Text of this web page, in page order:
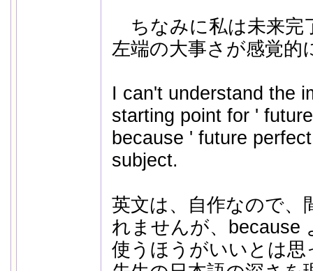
ちなみに私は未来完
左端の大事さが感覚的
I can't understand the
starting point for '
because ' future
subject.
英文は、自作なので、
れませんが、because
使うほうがいいとは思